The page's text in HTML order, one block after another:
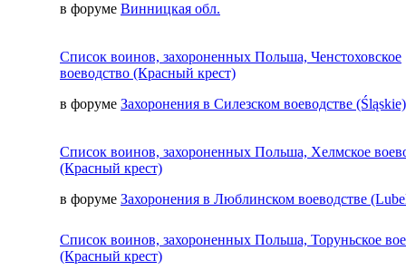
в форуме Винницкая обл.
Список воинов, захороненных Польша, Ченстоховское
воеводство (Красный крест)
в форуме Захоронения в Силезском воеводстве (Śląskie)
Список воинов, захороненных Польша, Хелмское
(Красный крест)
в форуме Захоронения в Люблинском воеводстве
Список воинов, захороненных Польша, Торуньское
(Красный крест)